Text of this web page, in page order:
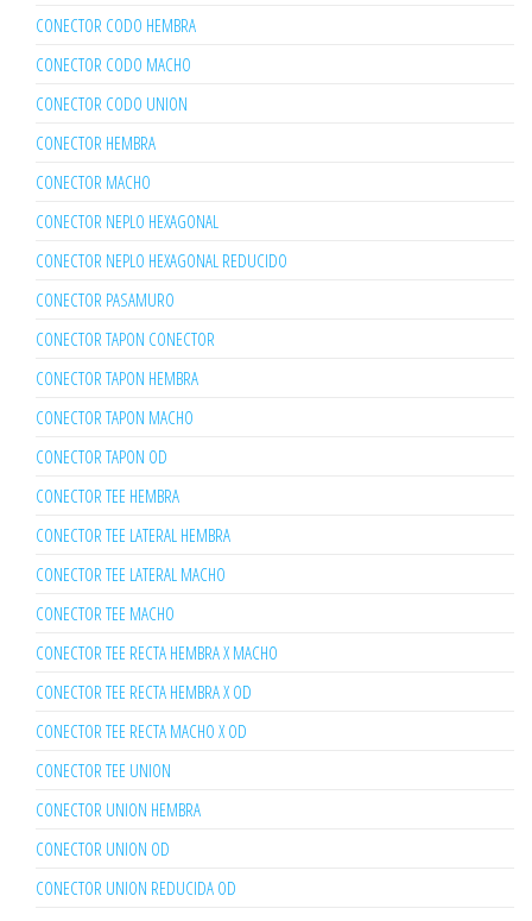
CONECTOR CODO HEMBRA
CONECTOR CODO MACHO
CONECTOR CODO UNION
CONECTOR HEMBRA
CONECTOR MACHO
CONECTOR NEPLO HEXAGONAL
CONECTOR NEPLO HEXAGONAL REDUCIDO
CONECTOR PASAMURO
CONECTOR TAPON CONECTOR
CONECTOR TAPON HEMBRA
CONECTOR TAPON MACHO
CONECTOR TAPON OD
CONECTOR TEE HEMBRA
CONECTOR TEE LATERAL HEMBRA
CONECTOR TEE LATERAL MACHO
CONECTOR TEE MACHO
CONECTOR TEE RECTA HEMBRA X MACHO
CONECTOR TEE RECTA HEMBRA X OD
CONECTOR TEE RECTA MACHO X OD
CONECTOR TEE UNION
CONECTOR UNION HEMBRA
CONECTOR UNION OD
CONECTOR UNION REDUCIDA OD